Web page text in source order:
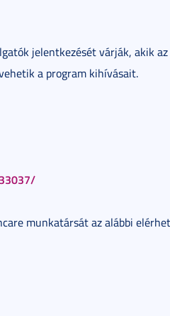
jelentkezését várják, akik
a program kihívásait.
munkatársát az alábbi